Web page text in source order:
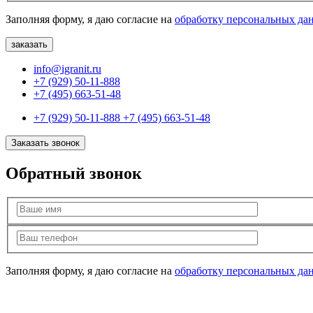
Заполняя форму, я даю согласие на обработку персональных
info@igranit.ru
+7 (929) 50-11-888
+7 (495) 663-51-48
+7 (929) 50-11-888 +7 (495) 663-51-48
Заказать звонок
Обратный звонок
Заполняя форму, я даю согласие на обработку персональных